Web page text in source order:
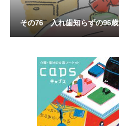
その76 入れ歯知らずの96歳